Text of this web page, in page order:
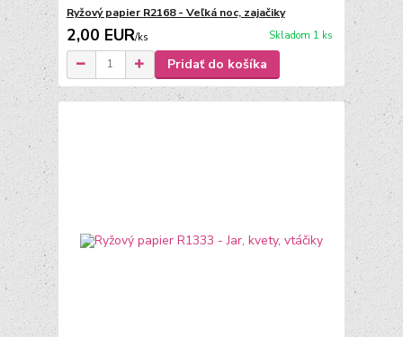
Ryžový papier R2168 - Veľká noc, zajačiky
2,00 EUR/ks Skladom 1 ks
Pridať do košíka